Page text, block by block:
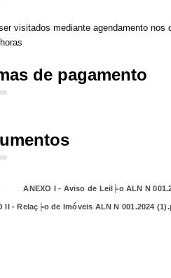
visitados mediante agendamento
de pagamento
ANEXO I - Aviso de Leil╞o ALN N
II - Relaç╞o de Imóveis ALN N 001.2024